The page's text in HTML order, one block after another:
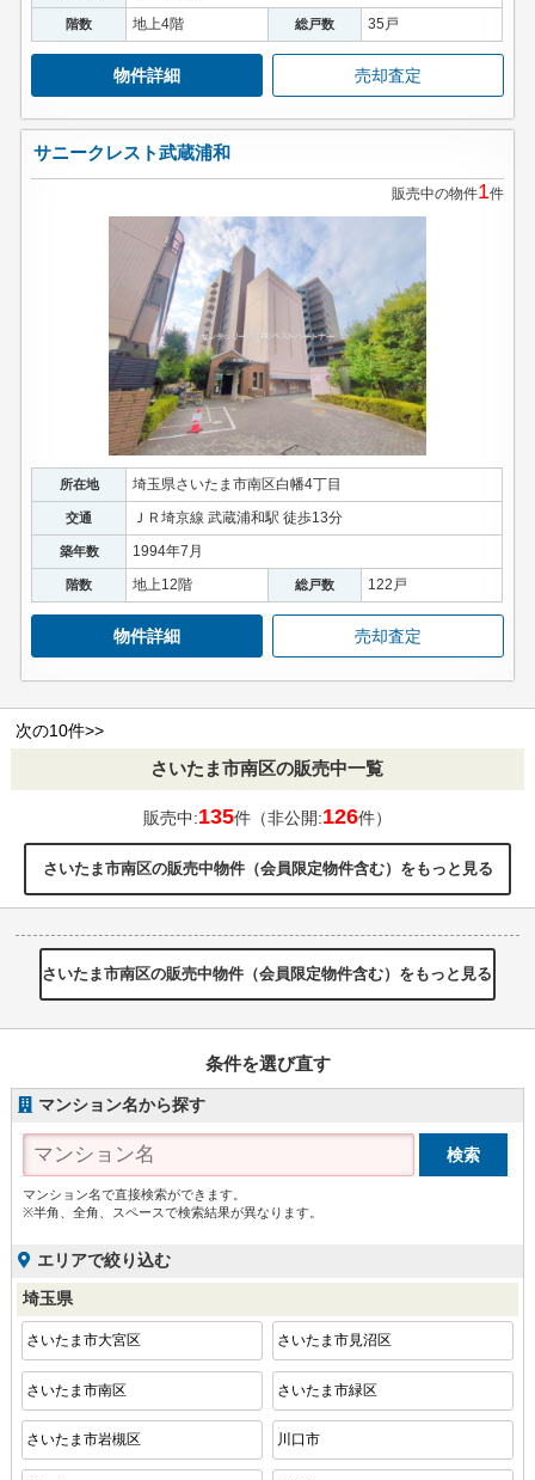
階数 地上4階 総戸数 35戸
物件詳細 売却査定
サニークレスト武蔵浦和
販売中の物件1件
所在地 埼玉県さいたま市南区白幡4丁目
交通 ＪＲ埼京線 武蔵浦和駅 徒歩13分
築年数 1994年7月
階数 地上12階 総戸数 122戸
物件詳細 売却査定
次の10件>>
さいたま市南区の販売中一覧
販売中:135件（非公開:126件）
さいたま市南区の販売中物件（会員限定物件含む）をもっと見る
さいたま市南区の販売中物件（会員限定物件含む）をもっと見る
条件を選び直す
マンション名から探す
マンション名で直接検索ができます。
※半角、全角、スペースで検索結果が異なります。
エリアで絞り込む
埼玉県
さいたま市大宮区 さいたま市見沼区
さいたま市南区 さいたま市緑区
さいたま市岩槻区 川口市